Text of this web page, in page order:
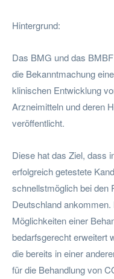
Hintergrund:
Das BMG und das
die Bekanntmachung
klinischen Entwicklung
Arzneimitteln und deren
veröffentlicht.
Diese hat das Ziel, dass
erfolgreich getestete
schnellstmöglich bei den
Deutschland
Möglichkeiten einer
bedarfsgerecht erweitert
die bereits in einer
für die Behandlung von